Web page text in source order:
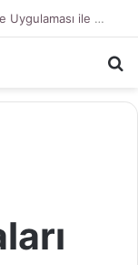
KulakApp Nedir? Müzik Kulağı Geliştirme Uygulaması ile Duyduğunu Tanı